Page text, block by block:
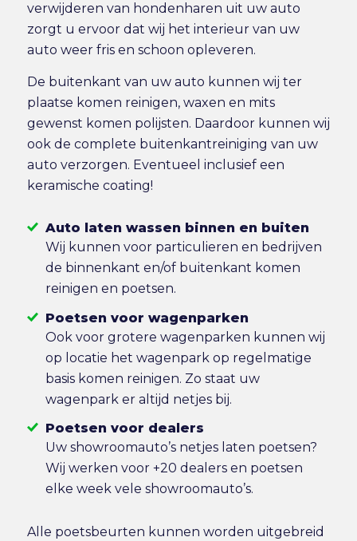
verwijderen van hondenharen uit uw auto
zorgt u ervoor dat wij het interieur van uw
auto weer fris en schoon opleveren.
De buitenkant van uw auto kunnen wij ter
plaatse komen reinigen, waxen en mits
gewenst komen polijsten. Daardoor kunnen wij
ook de complete buitenkantreiniging van uw
auto verzorgen. Eventueel inclusief een
keramische coating!
Auto laten wassen binnen en buiten
Wij kunnen voor particulieren en bedrijven
de binnenkant en/of buitenkant komen
reinigen en poetsen.
Poetsen voor wagenparken
Ook voor grotere wagenparken kunnen wij
op locatie het wagenpark op regelmatige
basis komen reinigen. Zo staat uw
wagenpark er altijd netjes bij.
Poetsen voor dealers
Uw showroomauto’s netjes laten poetsen?
Wij werken voor +20 dealers en poetsen
elke week vele showroomauto’s.
Alle poetsbeurten kunnen worden uitgebreid